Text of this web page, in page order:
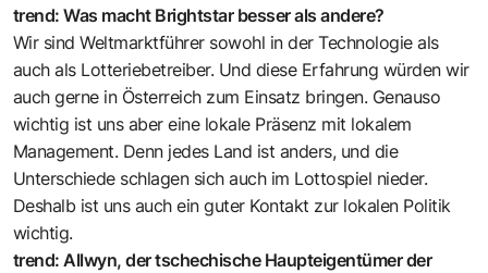
trend: Was macht Brightstar besser als andere?
Wir sind Weltmarktführer sowohl in der Technologie als
auch als Lotteriebetreiber. Und diese Erfahrung würden wir
auch gerne in Österreich zum Einsatz bringen. Genauso
wichtig ist uns aber eine lokale Präsenz mit lokalem
Management. Denn jedes Land ist anders, und die
Unterschiede schlagen sich auch im Lottospiel nieder.
Deshalb ist uns auch ein guter Kontakt zur lokalen Politik
wichtig.
trend: Allwyn, der tschechische Haupteigentümer der